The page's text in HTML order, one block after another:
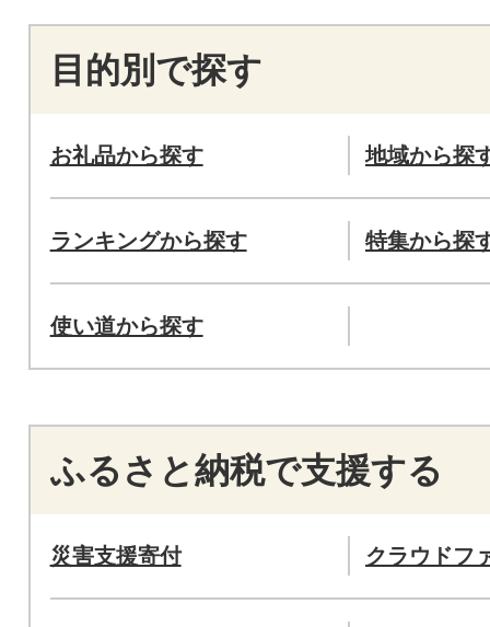
目的別で探す
お礼品から探す 地域から探
ランキングから探す 特集から探
使い道から探す
ふるさと納税で支援する
災害支援寄付 クラウドフ